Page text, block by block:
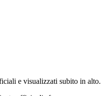
e visualizzati subito in alto.